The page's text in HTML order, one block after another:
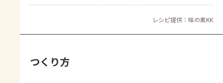
レシピ提供：味の素KK
つくり方